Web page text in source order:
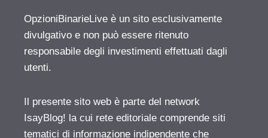
OpzioniBinarieLive è un sito esclusivamente
divulgativo e non può essere ritenuto
responsabile degli investimenti effettuati dagli
utenti.
Il presente sito web è parte del network
IsayBlog! la cui rete editoriale comprende siti
tematici di informazione indipendente che